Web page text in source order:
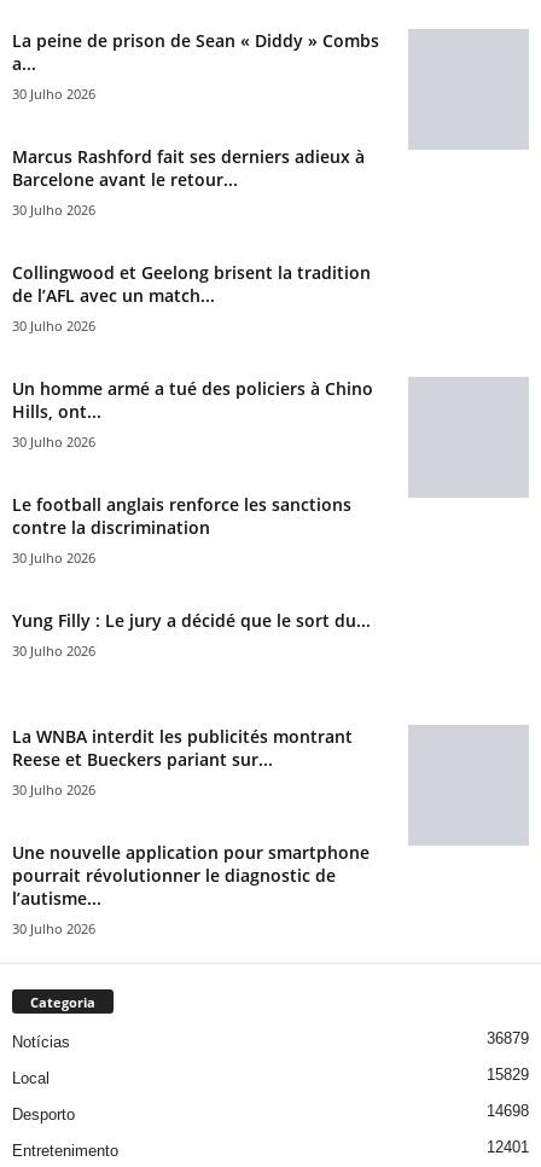
La peine de prison de Sean « Diddy » Combs
a...
30 Julho 2026
Marcus Rashford fait ses derniers adieux à
Barcelone avant le retour...
30 Julho 2026
Collingwood et Geelong brisent la tradition
de l’AFL avec un match...
30 Julho 2026
Un homme armé a tué des policiers à Chino
Hills, ont...
30 Julho 2026
Le football anglais renforce les sanctions
contre la discrimination
30 Julho 2026
Yung Filly : Le jury a décidé que le sort du...
30 Julho 2026
La WNBA interdit les publicités montrant
Reese et Bueckers pariant sur...
30 Julho 2026
Une nouvelle application pour smartphone
pourrait révolutionner le diagnostic de
l’autisme...
30 Julho 2026
Categoria
Notícias 36879
Local 15829
Desporto 14698
Entretenimento 12401